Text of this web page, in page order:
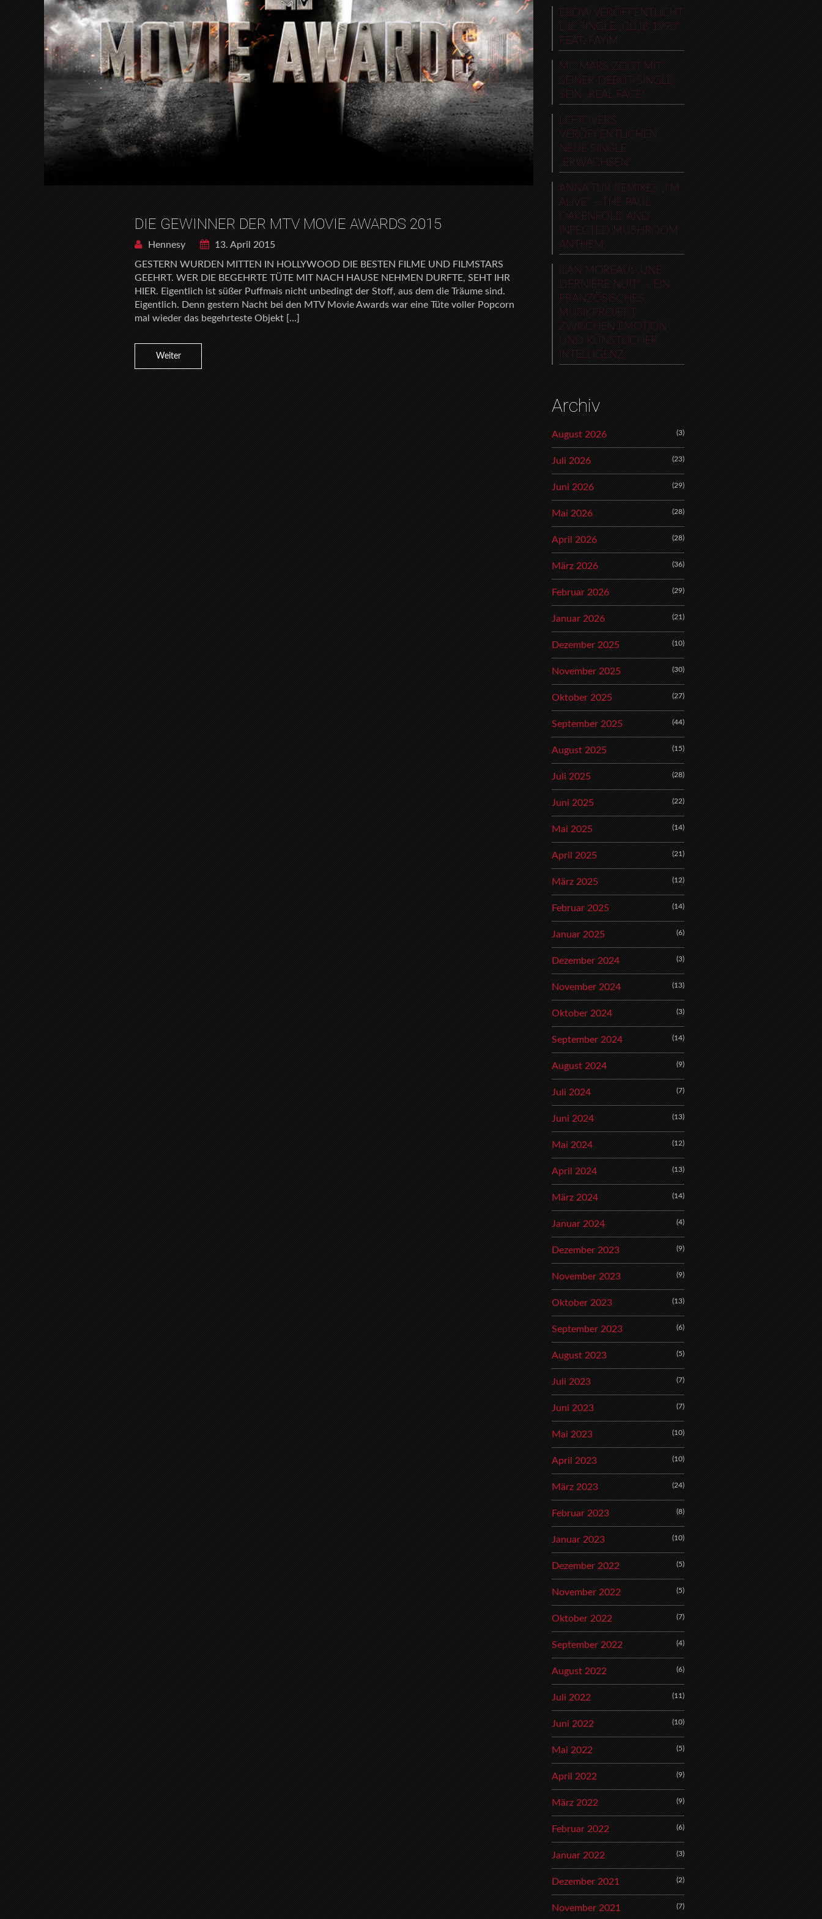
DIE GEWINNER DER MTV MOVIE AWARDS 2015
Hennesy
13. April 2015
GESTERN WURDEN MITTEN IN HOLLYWOOD DIE BESTEN FILME UND FILMSTARS
GEEHRT. WER DIE BEGEHRTE TÜTE MIT NACH HAUSE NEHMEN DURFTE, SEHT IHR
HIER. Eigentlich ist süßer Puffmais nicht unbedingt der Stoff, aus dem die Träume sind.
Eigentlich. Denn gestern Nacht bei den MTV Movie Awards war eine Tüte voller Popcorn
mal wieder das begehrteste Objekt […]
Weiter
EBOW VERÖFFENTLICHT
DIE SINGLE „CLUB 1990“
FEAT. FAYIM
MC MARS ZEIGT MIT
SEINER DEBUT-SINGLE
SEIN „REAL FACE“
LEFTOVERS
VERÖFFENTLICHEN
NEUE SINGLE
„ERWACHSEN“
ANNA TUR REMIXES „I’M
ALIVE“ – THE PAUL
OAKENFOLD AND
INFECTED MUSHROOM
ANTHEM
ILAN MOREAU: „UNE
DERNIÈRE NUIT“ – EIN
FRANZÖSISCHES
MUSIKPROJEKT
ZWISCHEN EMOTION
UND KÜNSTLICHER
INTELLIGENZ
Archiv
August 2026 (3)
Juli 2026 (23)
Juni 2026 (29)
Mai 2026 (28)
April 2026 (28)
März 2026 (36)
Februar 2026 (29)
Januar 2026 (21)
Dezember 2025 (10)
November 2025 (30)
Oktober 2025 (27)
September 2025 (44)
August 2025 (15)
Juli 2025 (28)
Juni 2025 (22)
Mai 2025 (14)
April 2025 (21)
März 2025 (12)
Februar 2025 (14)
Januar 2025 (6)
Dezember 2024 (3)
November 2024 (13)
Oktober 2024 (3)
September 2024 (14)
August 2024 (9)
Juli 2024 (7)
Juni 2024 (13)
Mai 2024 (12)
April 2024 (13)
März 2024 (14)
Januar 2024 (4)
Dezember 2023 (9)
November 2023 (9)
Oktober 2023 (13)
September 2023 (6)
August 2023 (5)
Juli 2023 (7)
Juni 2023 (7)
Mai 2023 (10)
April 2023 (10)
März 2023 (24)
Februar 2023 (8)
Januar 2023 (10)
Dezember 2022 (5)
November 2022 (5)
Oktober 2022 (7)
September 2022 (4)
August 2022 (6)
Juli 2022 (11)
Juni 2022 (10)
Mai 2022 (5)
April 2022 (9)
März 2022 (9)
Februar 2022 (6)
Januar 2022 (3)
Dezember 2021 (2)
November 2021 (7)